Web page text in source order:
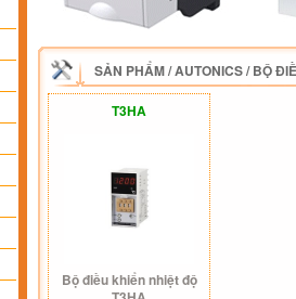
SẢN PHẨM/AUTONICS/BỘ
T3HA
Bộ điều khiển nhiệt độ